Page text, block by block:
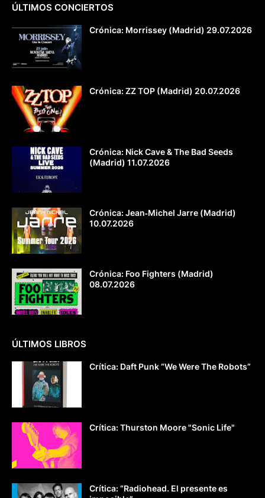
ÚLTIMOS CONCIERTOS
Crónica: Morrissey (Madrid) 29.07.2026
Crónica: ZZ TOP (Madrid) 20.07.2026
Crónica: Nick Cave & The Bad Seeds
(Madrid) 11.07.2026
Crónica: Jean‐Michel Jarre (Madrid)
10.07.2026
Crónica: Foo Fighters (Madrid)
08.07.2026
ÚLTIMOS LIBROS
Crítica: Daft Punk “We Were The Robots”
Crítica: Thurston Moore "Sonic Life"
Crítica: “Radiohead. El presente es